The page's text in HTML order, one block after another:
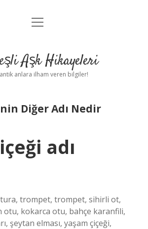
Anasayfa
Yasal Uyarı
menüyü
Aşk Hikayeleri
anlara ilham veren bilgiler!
Diğer Adı Nedir
adı
trompet, trompet, sihirli ot,
otu, kokarca otu, bahçe karanfili,
şeytan elması, yaşam çiçeği,